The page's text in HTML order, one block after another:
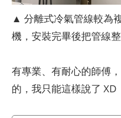
▲ 分離式冷氣管線較為
機，安裝完畢後把管線
有專業、有耐心的師傅
的，我只能這樣說了 XD